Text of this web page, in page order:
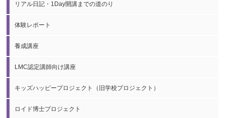
リアル日記・1Day開講までの道のり
体験レポート
養成講座
LMC認定講師向け講座
キッズハッピープロジェクト（旧学校プロジェクト）
ロイド博士プロジェクト